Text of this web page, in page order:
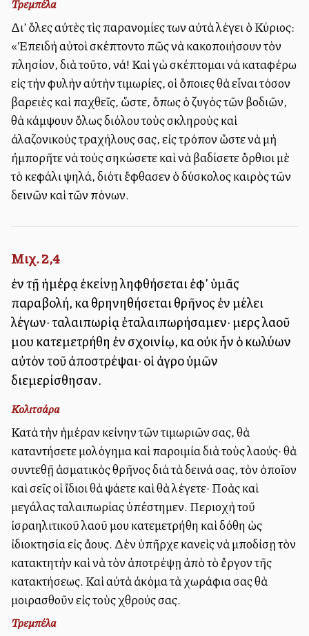
Τρεμπέλα
Δι’ ὅλες αὐτὲς τὶς παρανομίες των αὐτὰ λέγει ὁ Κύριος:
«Ἐπειδὴ αὐτοὶ ἐσκέπτοντο πῶς νὰ κακοποιήσουν τὸν
πλησίον, διὰ τοῦτο, νά! Καὶ ἐγὼ σκέπτομαι νὰ καταφέρω
εἰς τὴν φυλὴν αὐτὴν τιμωρίες, οἱ ὅποιες θὰ εἶναι τόσον
βαρειὲς καὶ ἐπαχθεῖς, ὥστε, ὅπως ὁ ζυγὸς τῶν βοδιῶν,
θὰ κάμψουν ὅλως διόλου τοὺς σκληροὺς καὶ
ἀλαζονικοὺς τραχήλους σας, εἰς τρόπον ὥστε νὰ μὴ
ἠμπορῆτε νὰ τοὺς σηκώσετε καὶ νὰ βαδίσετε ὄρθιοι μὲ
τὸ κεφάλι ψηλά, διότι ἔφθασεν ὁ δύσκολος καιρὸς τῶν
δεινῶν καὶ τῶν πόνων.
Μιχ. 2,4
ἐν τῇ ἡμέρᾳ ἐκείνῃ ληφθήσεται ἐφ’ ὑμᾶς
παραβολή, καὶ θρηνηθήσεται θρῆνος ἐν μέλει
λέγων· ταλαιπωρίᾳ ἐταλαιπωρήσαμεν· μερὶς λαοῦ
μου κατεμετρήθη ἐν σχοινίῳ, καὶ οὐκ ἦν ὁ κωλύων
αὐτὸν τοῦ ἀποστρέψαι· οἱ ἀγροὶ ὑμῶν
διεμερίσθησαν.
Κολιτσάρα
Κατὰ τὴν ἡμέραν ἐκείνην τῶν τιμωριῶν σας, θὰ
καταντήσετε μολόγημα καὶ παροιμία διὰ τοὺς λαούς· θὰ
συντεθῇ ἀσματικὸς θρῆνος διὰ τὰ δεινά σας, τὸν ὁποῖον
καὶ σεῖς οἱ ἴδιοι θὰ ψάλλετε καὶ θὰ λέγετε· Πολλὰς καὶ
μεγάλας ταλαιπωρίας ὑπέστημεν. Περιοχὴ τοῦ
ἰσραηλιτικοῦ λαοῦ μου κατεμετρήθη καὶ ἐδόθη ὡς
ἰδιοκτησία εἰς ἄλλους. Δὲν ὑπῆρχε κανεὶς νὰ ἐμποδίσῃ τὸν
κατακτητὴν καὶ νὰ τὸν ἀποτρέψῃ ἀπὸ τὸ ἔργον τῆς
κατακτήσεως. Καὶ αὐτὰ ἀκόμα τὰ χωράφια σας θὰ
μοιρασθοῦν εἰς τοὺς ἐχθρούς σας.
Τρεμπέλα